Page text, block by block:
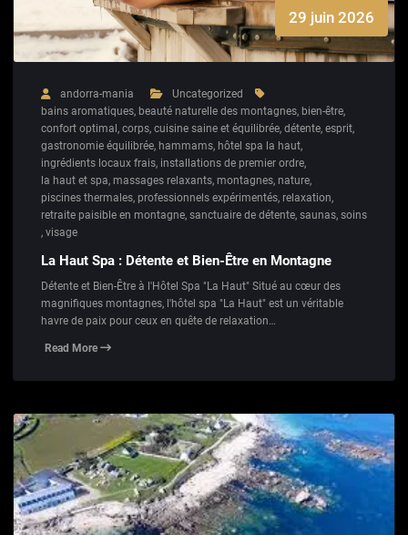
29 juin 2026
andorra-mania
Uncategorized
bains aromatiques, beauté naturelle des montagnes, bien-être,
confort optimal, corps, cuisine saine et équilibrée, détente, esprit,
gastronomie équilibrée, hammams, hôtel spa la haut,
ingrédients locaux frais, installations de premier ordre,
la haut et spa, massages relaxants, montagnes, nature,
piscines thermales, professionnels expérimentés, relaxation,
retraite paisible en montagne, sanctuaire de détente, saunas, soins
, visage
La Haut Spa : Détente et Bien-Être en Montagne
Détente et Bien-Être à l'Hôtel Spa "La Haut" Situé au cœur des
magnifiques montagnes, l'hôtel spa "La Haut" est un véritable
havre de paix pour ceux en quête de relaxation…
Read More